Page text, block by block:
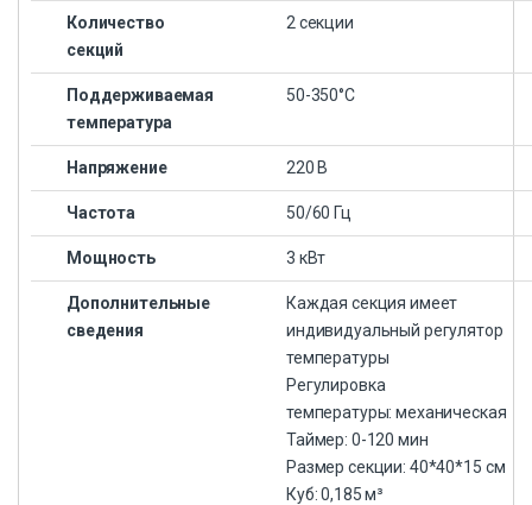
Количество
секций
2 секции
Поддерживаемая
температура
50-350°С
Напряжение 220 В
Частота 50/60 Гц
Мощность 3 кВт
Дополнительные
сведения
Каждая секция имеет
индивидуальный регулятор
температуры
Регулировка
температуры: механическая
Таймер: 0-120 мин
Размер секции: 40*40*15 см
Куб: 0,185 м³